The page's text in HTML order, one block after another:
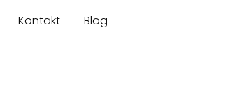
Kontakt Blog